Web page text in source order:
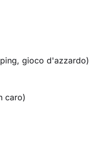
gioco d'azzardo)
caro)